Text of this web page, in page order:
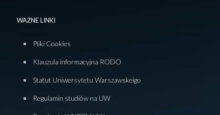
WAŻNE LINKI
Pliki Cookies
Klauzula informacyjna RODO
Statut Uniwersytetu Warszawskeigo
Regulamin studiów na UW